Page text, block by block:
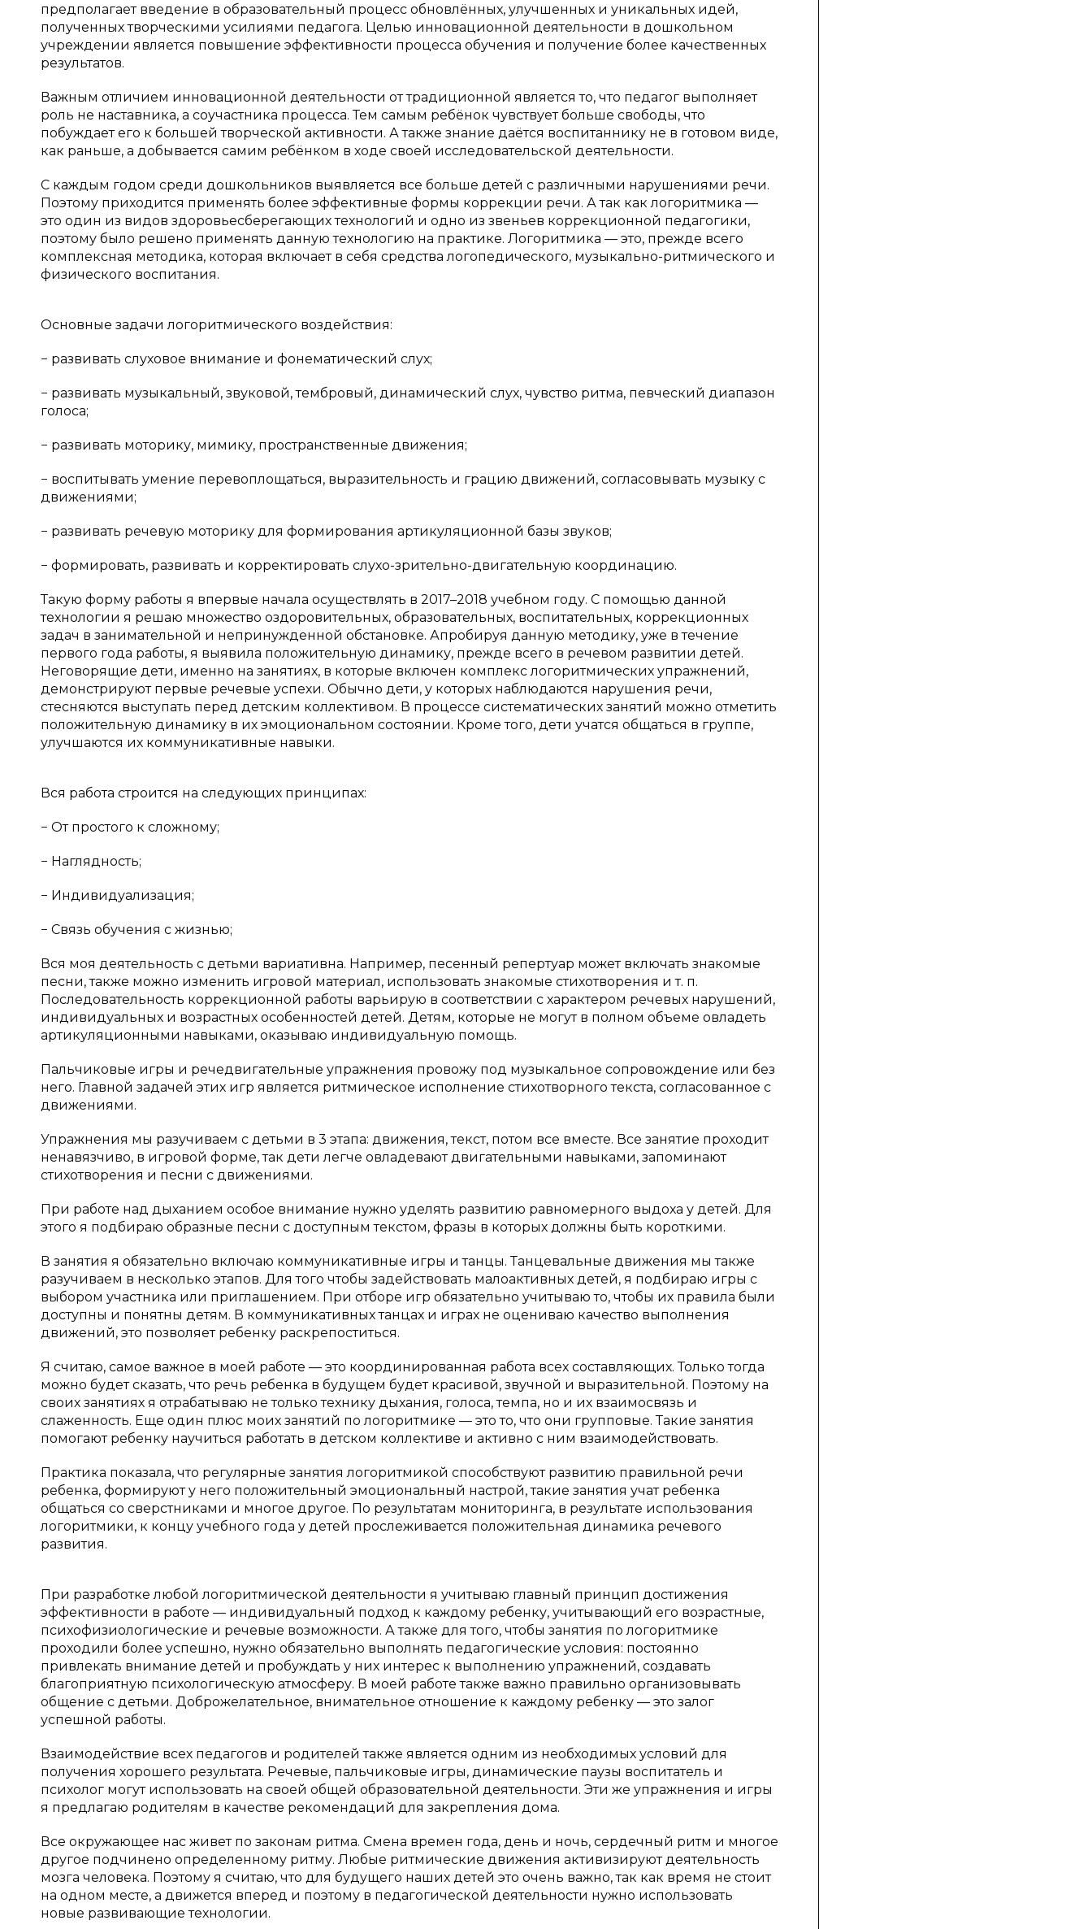
предполагает введение в образовательный процесс обновлённых, улучшенных и уникальных идей,
полученных творческими усилиями педагога. Целью инновационной деятельности в дошкольном
учреждении является повышение эффективности процесса обучения и получение более качественных
результатов.
Важным отличием инновационной деятельности от традиционной является то, что педагог выполняет
роль не наставника, а соучастника процесса. Тем самым ребёнок чувствует больше свободы, что
побуждает его к большей творческой активности. А также знание даётся воспитаннику не в готовом виде,
как раньше, а добывается самим ребёнком в ходе своей исследовательской деятельности.
С каждым годом среди дошкольников выявляется все больше детей с различными нарушениями речи.
Поэтому приходится применять более эффективные формы коррекции речи. А так как логоритмика —
это один из видов здоровьесберегающих технологий и одно из звеньев коррекционной педагогики,
поэтому было решено применять данную технологию на практике. Логоритмика — это, прежде всего
комплексная методика, которая включает в себя средства логопедического, музыкально-ритмического и
физического воспитания.
Основные задачи логоритмического воздействия:
− развивать слуховое внимание и фонематический слух;
− развивать музыкальный, звуковой, тембровый, динамический слух, чувство ритма, певческий диапазон
голоса;
− развивать моторику, мимику, пространственные движения;
− воспитывать умение перевоплощаться, выразительность и грацию движений, согласовывать музыку с
движениями;
− развивать речевую моторику для формирования артикуляционной базы звуков;
− формировать, развивать и корректировать слухо-зрительно-двигательную координацию.
Такую форму работы я впервые начала осуществлять в 2017–2018 учебном году. С помощью данной
технологии я решаю множество оздоровительных, образовательных, воспитательных, коррекционных
задач в занимательной и непринужденной обстановке. Апробируя данную методику, уже в течение
первого года работы, я выявила положительную динамику, прежде всего в речевом развитии детей.
Неговорящие дети, именно на занятиях, в которые включен комплекс логоритмических упражнений,
демонстрируют первые речевые успехи. Обычно дети, у которых наблюдаются нарушения речи,
стесняются выступать перед детским коллективом. В процессе систематических занятий можно отметить
положительную динамику в их эмоциональном состоянии. Кроме того, дети учатся общаться в группе,
улучшаются их коммуникативные навыки.
Вся работа строится на следующих принципах:
− От простого к сложному;
− Наглядность;
− Индивидуализация;
− Связь обучения с жизнью;
Вся моя деятельность с детьми вариативна. Например, песенный репертуар может включать знакомые
песни, также можно изменить игровой материал, использовать знакомые стихотворения и т. п.
Последовательность коррекционной работы варьирую в соответствии с характером речевых нарушений,
индивидуальных и возрастных особенностей детей. Детям, которые не могут в полном объеме овладеть
артикуляционными навыками, оказываю индивидуальную помощь.
Пальчиковые игры и речедвигательные упражнения провожу под музыкальное сопровождение или без
него. Главной задачей этих игр является ритмическое исполнение стихотворного текста, согласованное с
движениями.
Упражнения мы разучиваем с детьми в 3 этапа: движения, текст, потом все вместе. Все занятие проходит
ненавязчиво, в игровой форме, так дети легче овладевают двигательными навыками, запоминают
стихотворения и песни с движениями.
При работе над дыханием особое внимание нужно уделять развитию равномерного выдоха у детей. Для
этого я подбираю образные песни с доступным текстом, фразы в которых должны быть короткими.
В занятия я обязательно включаю коммуникативные игры и танцы. Танцевальные движения мы также
разучиваем в несколько этапов. Для того чтобы задействовать малоактивных детей, я подбираю игры с
выбором участника или приглашением. При отборе игр обязательно учитываю то, чтобы их правила были
доступны и понятны детям. В коммуникативных танцах и играх не оцениваю качество выполнения
движений, это позволяет ребенку раскрепоститься.
Я считаю, самое важное в моей работе — это координированная работа всех составляющих. Только тогда
можно будет сказать, что речь ребенка в будущем будет красивой, звучной и выразительной. Поэтому на
своих занятиях я отрабатываю не только технику дыхания, голоса, темпа, но и их взаимосвязь и
слаженность. Еще один плюс моих занятий по логоритмике — это то, что они групповые. Такие занятия
помогают ребенку научиться работать в детском коллективе и активно с ним взаимодействовать.
Практика показала, что регулярные занятия логоритмикой способствуют развитию правильной речи
ребенка, формируют у него положительный эмоциональный настрой, такие занятия учат ребенка
общаться со сверстниками и многое другое. По результатам мониторинга, в результате использования
логоритмики, к концу учебного года у детей прослеживается положительная динамика речевого
развития.
При разработке любой логоритмической деятельности я учитываю главный принцип достижения
эффективности в работе — индивидуальный подход к каждому ребенку, учитывающий его возрастные,
психофизиологические и речевые возможности. А также для того, чтобы занятия по логоритмике
проходили более успешно, нужно обязательно выполнять педагогические условия: постоянно
привлекать внимание детей и пробуждать у них интерес к выполнению упражнений, создавать
благоприятную психологическую атмосферу. В моей работе также важно правильно организовывать
общение с детьми. Доброжелательное, внимательное отношение к каждому ребенку — это залог
успешной работы.
Взаимодействие всех педагогов и родителей также является одним из необходимых условий для
получения хорошего результата. Речевые, пальчиковые игры, динамические паузы воспитатель и
психолог могут использовать на своей общей образовательной деятельности. Эти же упражнения и игры
я предлагаю родителям в качестве рекомендаций для закрепления дома.
Все окружающее нас живет по законам ритма. Смена времен года, день и ночь, сердечный ритм и многое
другое подчинено определенному ритму. Любые ритмические движения активизируют деятельность
мозга человека. Поэтому я считаю, что для будущего наших детей это очень важно, так как время не стоит
на одном месте, а движется вперед и поэтому в педагогической деятельности нужно использовать
новые развивающие технологии.